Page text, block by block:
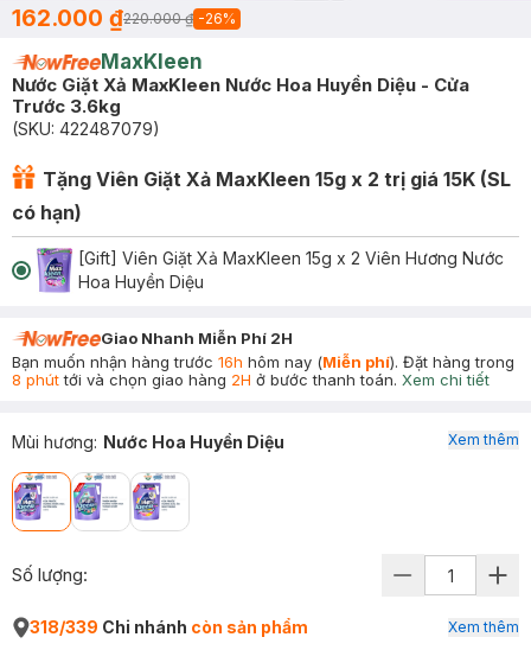
162.000 ₫220.000 ₫ -26%
MaxKleen
Nước Giặt Xả MaxKleen Nước Hoa Huyền Diệu - Cửa
Trước 3.6kg
(SKU: 422487079)
Tặng Viên Giặt Xả MaxKleen 15g x 2 trị giá 15K (SL
có hạn)
[Gift] Viên Giặt Xả MaxKleen 15g x 2 Viên Hương Nước
Hoa Huyền Diệu
Giao Nhanh Miễn Phí 2H
Bạn muốn nhận hàng trước 16h hôm nay (Miễn phí). Đặt hàng trong
8 phúttới và chọn giao hàng 2H ở bước thanh toán. Xem chi tiết
Mùi hương: Nước Hoa Huyền Diệu Xem thêm
Số lượng:
318/339 Chi nhánh còn sản phẩm Xem thêm